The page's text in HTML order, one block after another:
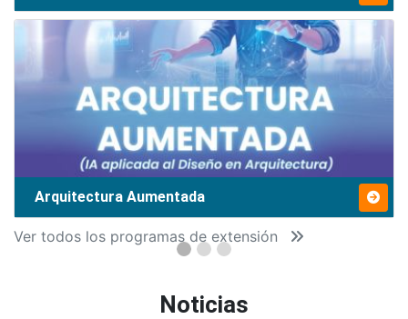
Arquitectura Aumentada
Ver todos los programas de extensión
Noticias